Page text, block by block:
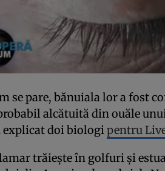
se pare, bănuiala lor a fost
alcătuită din ouăle
explicat doi biologipentru
trăiește în golfuri și